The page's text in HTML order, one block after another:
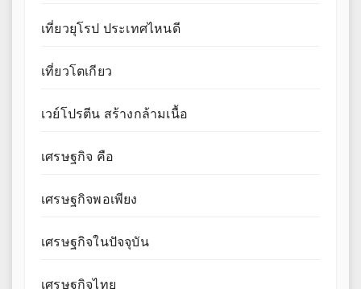
เที่ยวยุโรป ประเทศไหนดี
เที่ยวโตเกียว
เวย์โปรตีน สร้างกล้ามเนื้อ
เศรษฐกิจ คือ
เศรษฐกิจพอเพียง
เศรษฐกิจในปัจจุบัน
เศรษฐกิจไทย